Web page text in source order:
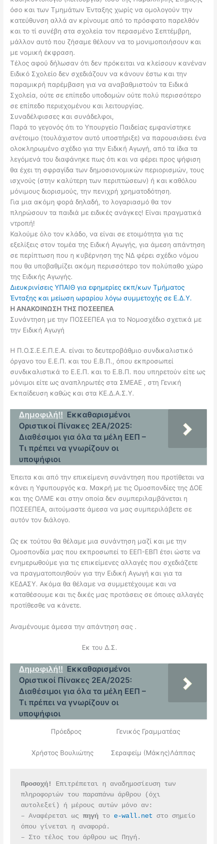
όσο και των Τμημάτων Ένταξης χωρίς να ομολογούν την
κατεύθυνση αλλά αν κρίνουμε από το πρόσφατο παρελθόν
και το τί συνέβη στα σχολεία τον περασμένο Σεπτέμβρη,
μάλλον αυτό που ζήσαμε θέλουν να το μονιμοποιήσουν και
με νομική έκφραση.
Τέλος αφού δήλωσαν ότι δεν πρόκειται να κλείσουν κανέναν
Ειδικό Σχολείο δεν σχεδιάζουν να κάνουν έστω και την
παραμικρή παρέμβαση για να αναβαθμιστούν τα Ειδικά
Σχολεία, ούτε σε επίπεδο υποδομών ούτε πολύ περισσότερο
σε επίπεδο περιεχομένου και λειτουργίας.
Συναδέλφισσες και συνάδελφοι,
Παρά το γεγονός ότι το Υπουργείο Παιδείας εμφανίστηκε
ανέτοιμο (τουλάχιστον αυτό υποστήριξε) να παρουσιάσει ένα
ολοκληρωμένο σχέδιο για την Ειδική Αγωγή, από τα ίδια τα
λεγόμενά του διαφάνηκε πως ότι και να φέρει προς ψήφιση
θα έχει τη σφραγίδα των δημοσιονομικών περιορισμών, τους
ισχνούς (στην καλύτερη των περιπτώσεων) ή και καθόλου
μόνιμους διορισμούς, την πενιχρή χρηματοδότηση.
Για μια ακόμη φορά δηλαδή, το λογαριασμό θα τον
πληρώσουν τα παιδιά με ειδικές ανάγκες! Είναι πραγματικά
ντροπή!
Καλούμε όλο τον κλάδο, να είναι σε ετοιμότητα για τις
εξελίξεις στον τομέα της Ειδική Αγωγής, για άμεση απάντηση
σε περίπτωση που η κυβέρνηση της ΝΔ φέρει σχέδιο νόμου
που θα υποβαθμίζει ακόμη περισσότερο τον πολύπαθο χώρο
της Ειδικής Αγωγής.
Διευκρινίσεις ΥΠΑΙΘ για εφημερίες εκπ/κων Τμήματος
Ένταξης και μείωση ωραρίου λόγω συμμετοχής σε Ε.Δ.Υ.
Η ΑΝΑΚΟΙΝΩΣΗ ΤΗΣ ΠΟΣΕΕΠΕΑ
Συνάντηση με την ΠΟΣΕΕΠΕΑ για το Νομοσχέδιο σχετικά με
την Ειδική Αγωγή
Η Π.Ο.Σ.Ε.Ε.Π.Ε.Α. είναι το δευτεροβάθμιο συνδικαλιστικό
όργανο του Ε.Ε.Π. και του Ε.Β.Π., όπου εκπροσωπεί
συνδικαλιστικά το Ε.Ε.Π. και το Ε.Β.Π. που υπηρετούν είτε ως
μόνιμοι είτε ως αναπληρωτές στα ΣΜΕΑΕ , στη Γενική
Εκπαίδευση καθώς και στα ΚΕ.Δ.Α.Σ.Υ.
Δημοφιλή!! Εκκαθαρισμένοι
Οριστικοί Πίνακες 2ΕΑ/2025:
Διαθέσιμοι για όλα τα μέλη ΕΕΠ –
Τι πρέπει να γνωρίζουν οι
υποψήφιοι
Έπειτα και από την επικείμενη συνάντηση που προτίθεται να
κάνει η Υφυπουργός κα. Μακρή με τις Ομοσπονδίες της ΔΟΕ
και της ΟΛΜΕ και στην οποία δεν συμπεριλαμβάνεται η
ΠΟΣΕΕΠΕΑ, αιτούμαστε άμεσα να μας συμπεριλάβετε σε
αυτόν τον διάλογο.
Ως εκ τούτου θα θέλαμε μια συνάντηση μαζί και με την
Ομοσπονδία μας που εκπροσωπεί το ΕΕΠ-ΕΒΠ έτσι ώστε να
ενημερωθούμε για τις επικείμενες αλλαγές που σχεδιάζετε
να πραγματοποιηθούν για την Ειδική Αγωγή και για τα
ΚΕΔΑΣΥ. Ακόμα θα θέλαμε να συμμετέχουμε και να
καταθέσουμε και τις δικές μας προτάσεις σε όποιες αλλαγές
προτίθεσθε να κάνετε.
Αναμένουμε άμεσα την απάντηση σας .
Εκ του Δ.Σ.
Δημοφιλή!! Εκκαθαρισμένοι
Οριστικοί Πίνακες 2ΕΑ/2025:
Διαθέσιμοι για όλα τα μέλη ΕΕΠ –
Τι πρέπει να γνωρίζουν οι
υποψήφιοι
Πρόεδρος Γενικός Γραμματέας
Χρήστος Βουλιώτης Σεραφείμ (Μάκης)Λάππας
Προσοχή!
Επιτρέπεται η αναδημοσίευση των
πληροφοριών του παραπάνω άρθρου (όχι
αυτολεξεί) ή μέρους αυτών μόνο αν:
– Αναφέρεται ως πηγή το e-wall.net στο σημείο
όπου γίνεται η αναφορά.
– Στο τέλος του άρθρου ως Πηγή.